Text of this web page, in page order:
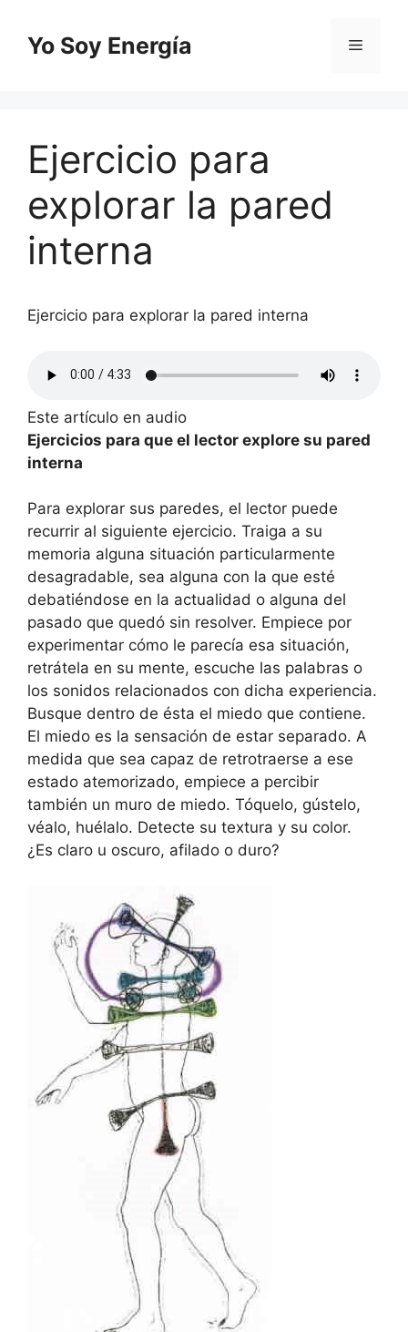
contenido
Yo Soy Energía Menú
Ejercicio para
explorar la pared
interna
Ejercicio para explorar la pared interna
Este artículo en audio
Ejercicios para que el lector explore su pared
interna
Para explorar sus paredes, el lector puede
recurrir al siguiente ejercicio. Traiga a su
memoria alguna situación particularmente
desagradable, sea alguna con la que esté
debatiéndose en la actualidad o alguna del
pasado que quedó sin resolver. Empiece por
experimentar cómo le parecía esa situación,
retrátela en su mente, escuche las palabras o
los sonidos relacionados con dicha experiencia.
Busque dentro de ésta el miedo que contiene.
El miedo es la sensación de estar separado. A
medida que sea capaz de retrotraerse a ese
estado atemorizado, empiece a percibir
también un muro de miedo. Tóquelo, gústelo,
véalo, huélalo. Detecte su textura y su color.
¿Es claro u oscuro, afilado o duro?